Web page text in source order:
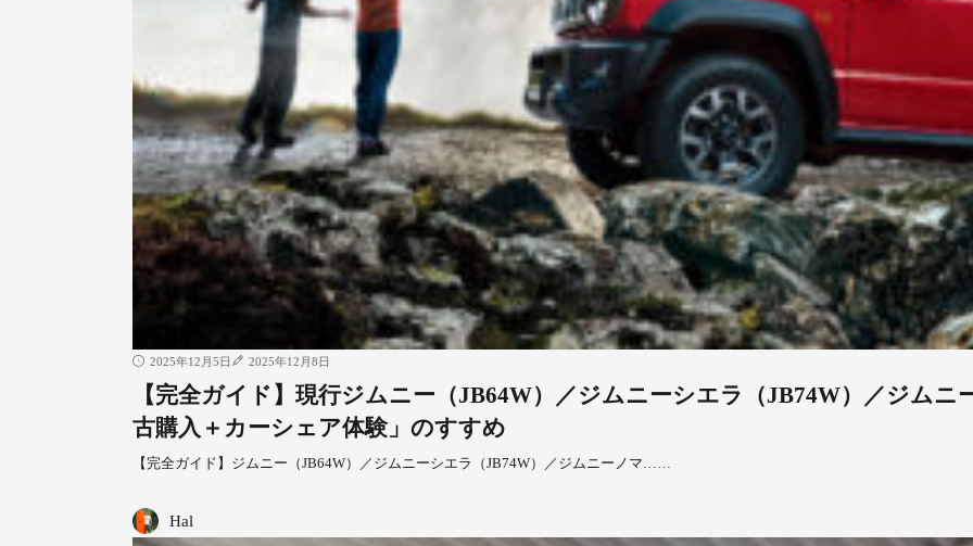
2025年12月5日 2025年12月8日
【完全ガイド】現行ジムニー（JB64W）／ジムニーシエラ（JB74W）／ジムニ
古購入＋カーシェア体験」のすすめ
【完全ガイド】ジムニー（JB64W）／ジムニーシエラ（JB74W）／ジムニーノマ……
Hal